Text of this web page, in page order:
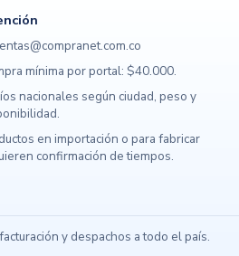
mínima por portal: $40.000.
nacionales según ciudad, peso y
en importación o para fabricar
confirmación de tiempos.
y despachos a todo el país.